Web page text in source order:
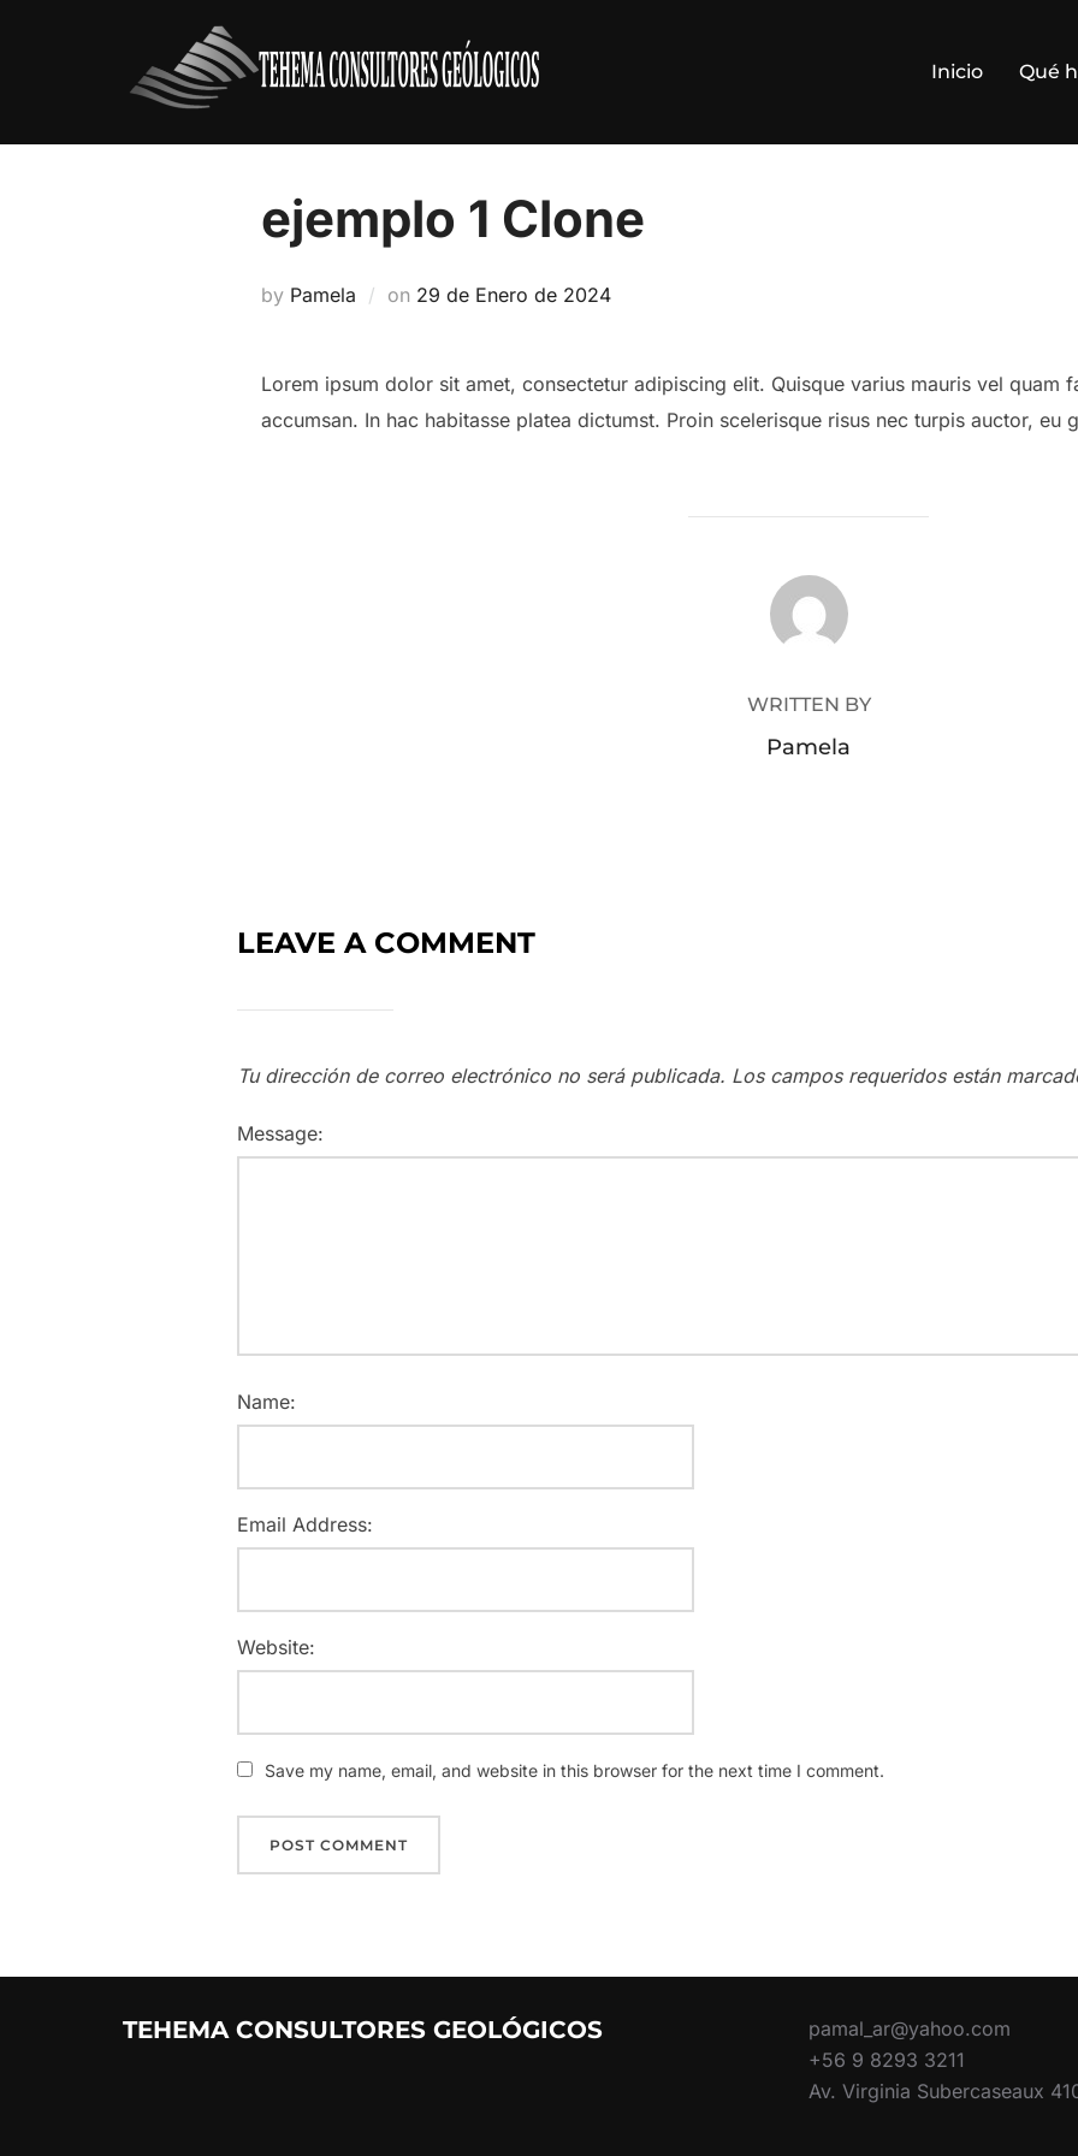
Inicio Qué
ejemplo 1 Clone
by Pamela on Posted
29 de Enero de 2024
Lorem ipsum dolor sit amet, consectetur adipiscing elit. Quisque varius mauris vel quam
accumsan. In hac habitasse platea dictumst. Proin scelerisque risus nec turpis auctor, eu
POST AUTHOR
WRITTEN BY
Pamela
LEAVE A COMMENT
Tu dirección de correo electrónico no será publicada. Los campos requeridos están
Message:
Name:
Email Address:
Website:
Save my name, email, and website in this browser for the next time I comment.
TEHEMA CONSULTORES GEOLÓGICOS
pamal_ar@yahoo.com
+56 9 8293 3211
Av. Virginia Subercaseaux